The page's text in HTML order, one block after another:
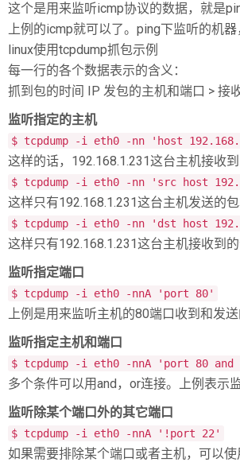
这个是用来监听icmp协议的数据，就是
上例的icmp就可以了。ping下监听的机器
linux使用tcpdump抓包示例
每一行的各个数据表示的含义：
抓到包的时间 IP 发包的主机和端口 > 接
监听指定的主机
$ tcpdump -i eth0 -nn 'host
这样的话，192.168.1.231这台主机接收
$ tcpdump -i eth0 -nn 'src host
这样只有192.168.1.231这台主机发送的包
$ tcpdump -i eth0 -nn 'dst host
这样只有192.168.1.231这台主机接收到的
监听指定端口
$ tcpdump -i eth0 -nnA 'port 80'
上例是用来监听主机的80端口收到和发
监听指定主机和端口
$ tcpdump -i eth0 -nnA 'port 80 and
多个条件可以用and，or连接。上例表示
监听除某个端口外的其它端口
$ tcpdump -i eth0 -nnA '!port 22'
如果需要排除某个端口或者主机，可以使